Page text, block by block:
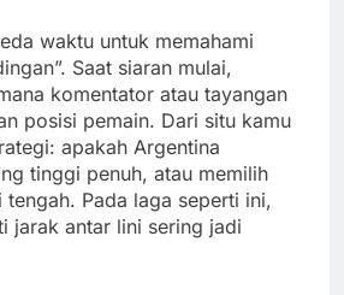
waktu untuk memahami
Saat siaran mulai,
komentator atau tayangan
posisi pemain. Dari situ kamu
apakah Argentina
tinggi penuh, atau memilih
tengah. Pada laga seperti ini,
jarak antar lini sering jadi